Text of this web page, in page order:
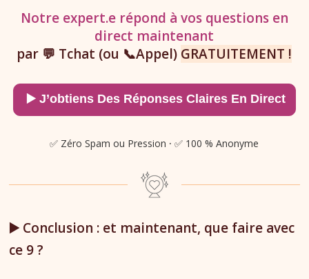
Notre expert.e répond à vos questions en
direct maintenant
par 💬 Tchat (ou 📞Appel) GRATUITEMENT !
✅ Zéro Spam ou Pression ·✅ 100 % Anonyme
▶️ Conclusion : et maintenant, que faire avec
ce 9 ?